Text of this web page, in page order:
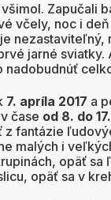
Zapučali
včely, noc i
nezastaviteľný,
jarné sviatky.
nadobudnúť
7. apríla 2017 a
čase od 8. do
z fantázie
malých i
opäť sa
opäť sa v